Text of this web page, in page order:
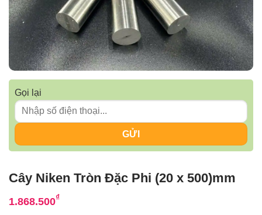
Gọi lại
Cây Niken Tròn Đặc Phi (20 x 500)mm
1.868.500₫